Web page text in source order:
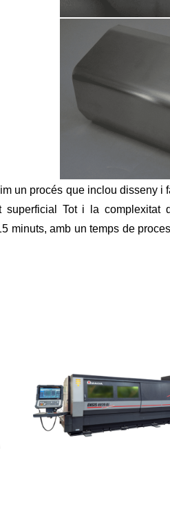
un procés que inclou disseny i
Tot i la complexitat
minuts, amb un temps de